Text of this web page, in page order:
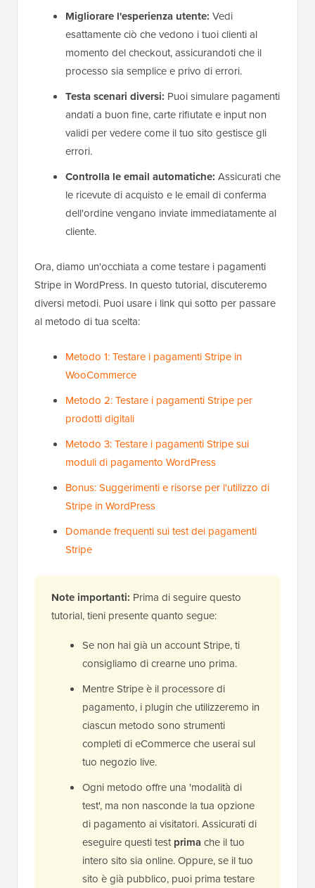
Migliorare l'esperienza utente: Vedi
esattamente ciò che vedono i tuoi clienti al
momento del checkout, assicurandoti che il
processo sia semplice e privo di errori.
Testa scenari diversi: Puoi simulare pagamenti
andati a buon fine, carte rifiutate e input non
validi per vedere come il tuo sito gestisce gli
errori.
Controlla le email automatiche: Assicurati che
le ricevute di acquisto e le email di conferma
dell'ordine vengano inviate immediatamente al
cliente.
Ora, diamo un'occhiata a come testare i pagamenti
Stripe in WordPress. In questo tutorial, discuteremo
diversi metodi. Puoi usare i link qui sotto per passare
al metodo di tua scelta:
Metodo 1: Testare i pagamenti Stripe in
WooCommerce
Metodo 2: Testare i pagamenti Stripe per
prodotti digitali
Metodo 3: Testare i pagamenti Stripe sui
moduli di pagamento WordPress
Bonus: Suggerimenti e risorse per l'utilizzo di
Stripe in WordPress
Domande frequenti sui test dei pagamenti
Stripe
Note importanti: Prima di seguire questo
tutorial, tieni presente quanto segue:
Se non hai già un account Stripe, ti
consigliamo di crearne uno prima.
Mentre Stripe è il processore di
pagamento, i plugin che utilizzeremo in
ciascun metodo sono strumenti
completi di eCommerce che userai sul
tuo negozio live.
Ogni metodo offre una 'modalità di
test', ma non nasconde la tua opzione
di pagamento ai visitatori. Assicurati di
eseguire questi testprimache il tuo
intero sito sia online. Oppure, se il tuo
sito è già pubblico, puoi prima testare